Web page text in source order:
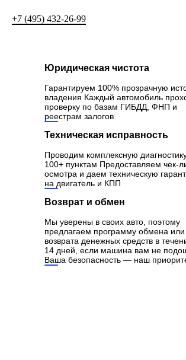
+7 (495) 432-26-99
Юридическая чистота
Гарантируем 100% прозрачную
владения Каждый автомобиль
проверку по базам ГИБДД, ФНП и
реестрам залогов
Техническая исправность
Проводим комплексную
100+ пунктам Предоставляем чек-
осмотра и даем техническую
на двигатель и КПП
Возврат и обмен
Мы уверены в своих авто, поэтому
предлагаем программу обмена или
возврата денежных средств в
14 дней, если машина вам не
Ваша безопасность — наш